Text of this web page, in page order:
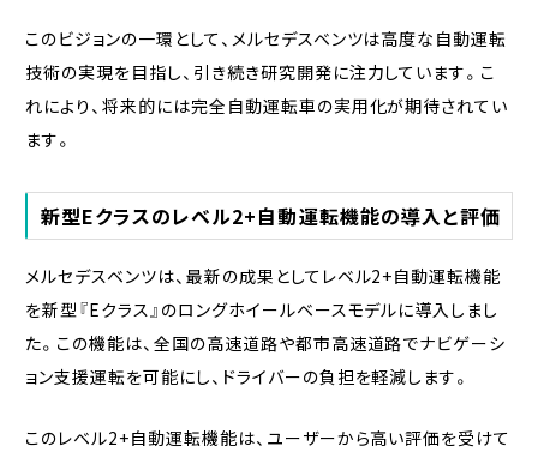
このビジョンの一環として、メルセデスベンツは高度な自動運転
技術の実現を目指し、引き続き研究開発に注力しています。こ
れにより、将来的には完全自動運転車の実用化が期待されてい
ます。
新型Eクラスのレベル2+自動運転機能の導入と評価
メルセデスベンツは、最新の成果としてレベル2+自動運転機能
を新型『Eクラス』のロングホイールベースモデルに導入しまし
た。この機能は、全国の高速道路や都市高速道路でナビゲーシ
ョン支援運転を可能にし、ドライバーの負担を軽減します。
このレベル2+自動運転機能は、ユーザーから高い評価を受けて